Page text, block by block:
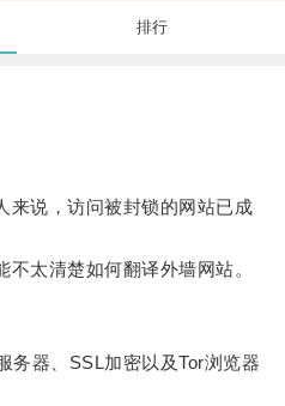
排行
说，访问被封锁的网站已成
太清楚如何翻译外墙网站。
器、SSL加密以及Tor浏览器